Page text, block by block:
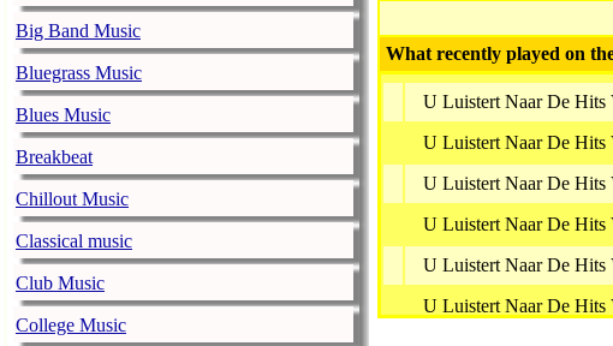
Big Band Music
Bluegrass Music
Blues Music
Breakbeat
Chillout Music
Classical music
Club Music
College Music
What recently played on
U Luistert Naar De Hits
U Luistert Naar De
U Luistert Naar De Hits
U Luistert Naar De Hits
U Luistert Naar De Hits
U Luistert Naar De Hits